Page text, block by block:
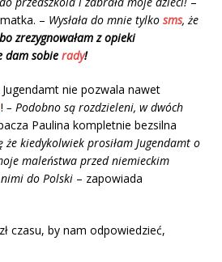
– Wysłała do mnie tylko sms, że
zrezygnowałam z opieki
dam sobie rady!
nie pozwala nawet
! – Podobno są rozdzieleni, w dwóch
Paulina kompletnie bezsilna
że kiedykolwiek prosiłam Jugendamt o
maleństwa przed niemieckim
do Polski – zapowiada
czasu, by nam odpowiedzieć,